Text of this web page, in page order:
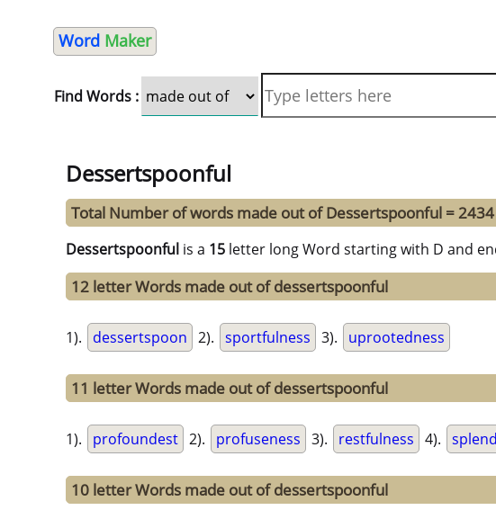
Word Maker
Find Words :
Dessertspoonful
Total Number of words made out of Dessertspoonful = 2434
Dessertspoonful is a 15 letter long Word starting with D and
12 letter Words made out of dessertspoonful
1). dessertspoon 2). sportfulness 3). uprootedness
11 letter Words made out of dessertspoonful
1). profoundest 2). profuseness 3). restfulness 4).
10 letter Words made out of dessertspoonful